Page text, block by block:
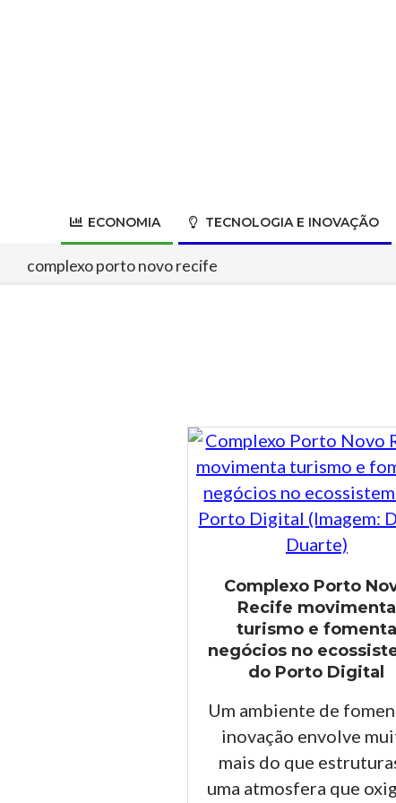
ECONOMIA TECNOLOGIA E INOVAÇÃO
complexo porto novo recife
Complexo Porto
Recife movimenta
turismo e fomenta
negócios no
do Porto Digital
Um ambiente de
inovação envolve
mais do que
uma atmosfera que